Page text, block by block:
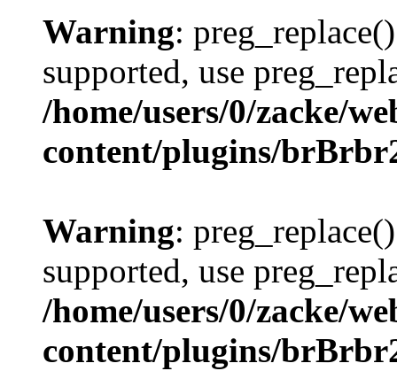
Warning:
supported, use
/home/users/0/zacke/
content/plugins/
Warning:
supported, use
/home/users/0/zacke/
content/plugins/